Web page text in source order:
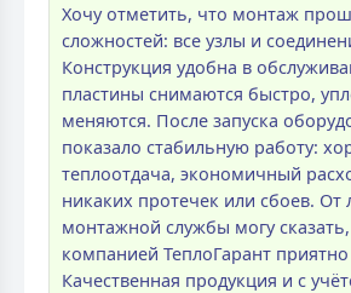
Хочу отметить, что монтаж
сложностей: все узлы и
Конструкция удобна в
пластины снимаются быстро,
меняются. После запуска
показало стабильную работу:
теплоотдача, экономичный
никаких протечек или сбоев. От
монтажной службы могу
компанией ТеплоГарант
Качественная продукция и с